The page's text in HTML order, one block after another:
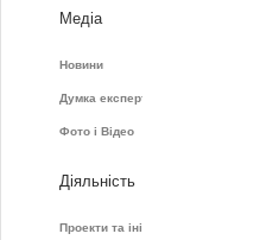
Медіа
Новини
Думка експертів
Фото і Відео
Діяльність
Проекти та ініціативи